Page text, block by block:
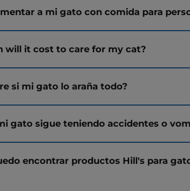
a mi gato con comida para
will it cost to care for my cat?
si mi gato lo araña todo?
gato sigue teniendo accidentes o
encontrar productos Hill's para